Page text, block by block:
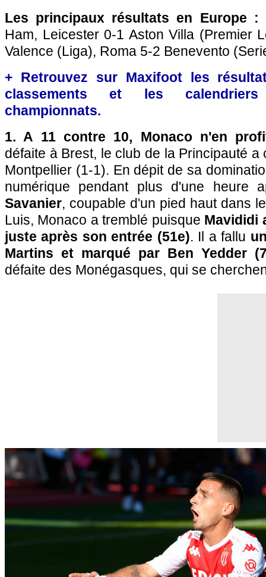
Les principaux résultats en Europe :
Ham, Leicester 0-1 Aston Villa (Premier
Valence (Liga), Roma 5-2 Benevento
+ Retrouvez sur Maxifoot les
classements et les
championnats.
1. A 11 contre 10, Monaco n'en
défaite à Brest, le club de la Principauté
Montpellier (1-1). En dépit de sa
numérique pendant plus d'une heure
Savanier, coupable d'un pied haut dans
Luis, Monaco a tremblé puisque Mavididi
juste après son entrée (51e). Il a fallu
Martins et marqué par Ben Yedder
défaite des Monégasques, qui se